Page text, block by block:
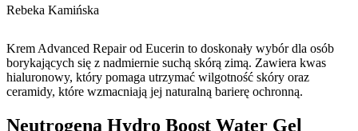
Rebeka Kamińska
Krem Advanced Repair od Eucerin to doskonały wybór dla osób
borykających się z nadmiernie suchą skórą zimą. Zawiera kwas
hialuronowy, który pomaga utrzymać wilgotność skóry oraz
ceramidy, które wzmacniają jej naturalną barierę ochronną.
Neutrogena Hydro Boost Water Gel